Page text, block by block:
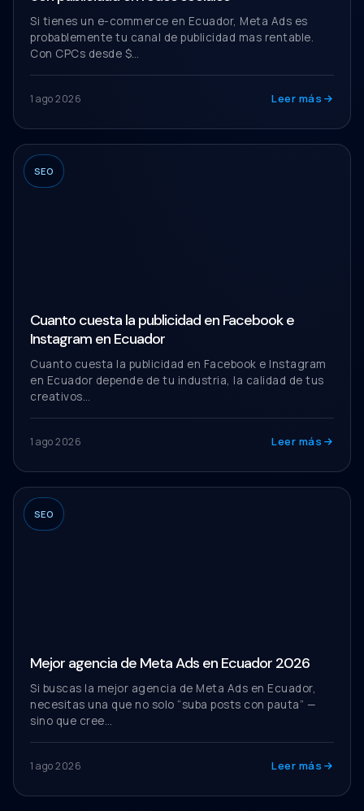
Si tienes un e-commerce en Ecuador, Meta Ads es
probablemente tu canal de publicidad mas rentable.
Con CPCs desde $…
1 ago 2026 Leer más
SEO
Cuanto cuesta la publicidad en Facebook e
Instagram en Ecuador
Cuanto cuesta la publicidad en Facebook e Instagram
en Ecuador depende de tu industria, la calidad de tus
creativos…
1 ago 2026 Leer más
SEO
Mejor agencia de Meta Ads en Ecuador 2026
Si buscas la mejor agencia de Meta Ads en Ecuador,
necesitas una que no solo “suba posts con pauta” —
sino que cree…
1 ago 2026 Leer más